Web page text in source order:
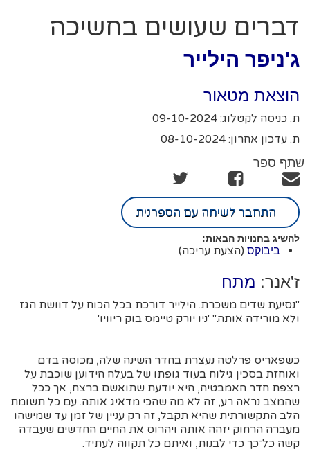
דברים שעושים בחשיכה
ג'ניפר הילייר
הוצאת מטאור
ת. כניסה לקטלוג: 09-10-2024
ת. עדכון אחרון: 08-10-2024
שתף ספר
התחבר לשיחה עם הספרנית
להשיג בחנויות הבאות:
ביבוקס (הצעת עריכה)
ז'אנר: מתח
"נסיעת שדים משכרת. הילייר דורכת בכל הכוח על דוושת הגז
ולא מורידה אותה." 'ניו יורק טיימס בוק ריוויו'
כשפאריס פרלטה נעצרת בחדר השינה שלה, מכוסה בדם
ואוחזת בסכין גילוח בעוד גופתו של בעלה הידוען שוכבת על
רצפת חדר האמבטיה, היא יודעת שתואשם ברצח, אך ככל
שהמצב נראה רע, זה לא מה שהכי מדאיג אותה. עם כל תשומת
הלב התקשורתית שהיא תקבל, זה רק עניין של זמן עד שמישהו
מעברה הרחוק יזהה אותה ויהרוס את החיים החדשים שעבדה
קשה כל־כך כדי לבנות, ואיתם כל תקווה לעתיד.